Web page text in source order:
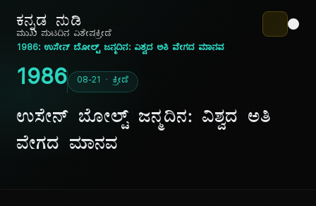
ಕನ್ನಡ ನುಡಿ
ಮುಖ ಪುಟದಿನ ವಿಶೇಷಕ್ರೀಡೆ
1986: ಉಸೇನ್ ಬೋಲ್ಟ್ ಜನ್ಮದಿನ: ವಿಶ್ವದ ಅತಿ ವೇಗದ ಮಾನವ
1986 08-21 · ಕ್ರೀಡೆ
ಉಸೇನ್ ಬೋಲ್ಟ್ ಜನ್ಮದಿನ: ವಿಶ್ವದ ಅತಿ
ವೇಗದ ಮಾನವ